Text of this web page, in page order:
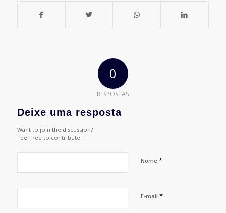
0
RESPOSTAS
Deixe uma resposta
Want to join the discussion?
Feel free to contribute!
Nome *
E-mail *